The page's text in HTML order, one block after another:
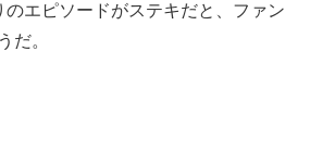
のエピソードがステキだと、ファン
だ。